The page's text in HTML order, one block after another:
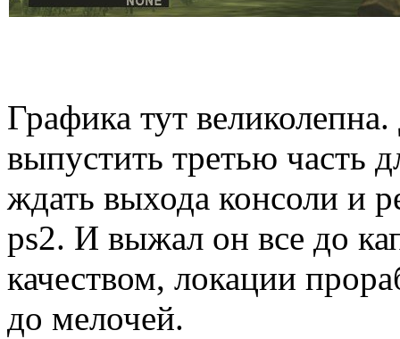
Графика тут
выпустить третью часть
ждать выхода консоли и
ps2. И выжал он все до
качеством, локации
до мелочей.